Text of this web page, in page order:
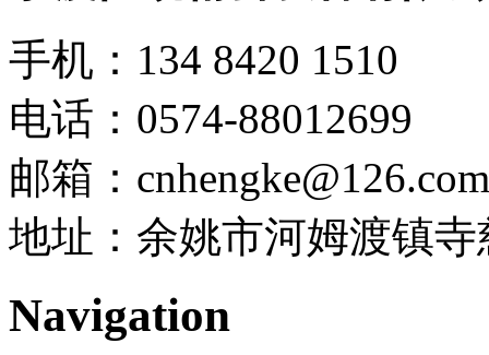
手机：134 8420 1510
电话：0574-88012699
邮箱：cnhengke@126.com
地址：余姚市河姆渡镇寺
Navigation